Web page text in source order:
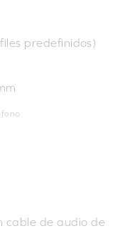
predefinidos)
cable de audio de